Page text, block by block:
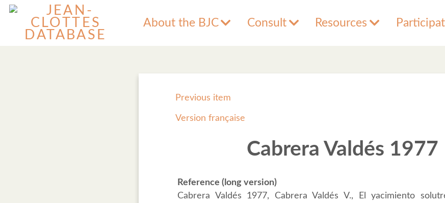
About the BJC Consult Resources
Previous item
Version française
Cabrera Valdés 1977
Reference (long version)
Cabrera Valdés 1977, Cabrera Valdés V., El yacimiento